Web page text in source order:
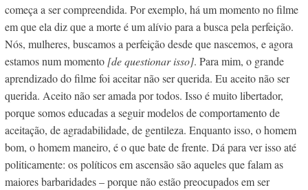
começa a ser compreendida. Por exemplo, há um momento no filme
em que ela diz que a morte é um alívio para a busca pela perfeição.
Nós, mulheres, buscamos a perfeição desde que nascemos, e agora
estamos num momento [de questionar isso]. Para mim, o grande
aprendizado do filme foi aceitar não ser querida. Eu aceito não ser
querida. Aceito não ser amada por todos. Isso é muito libertador,
porque somos educadas a seguir modelos de comportamento de
aceitação, de agradabilidade, de gentileza. Enquanto isso, o homem
bom, o homem maneiro, é o que bate de frente. Dá para ver isso até
politicamente: os políticos em ascensão são aqueles que falam as
maiores barbaridades – porque não estão preocupados em ser